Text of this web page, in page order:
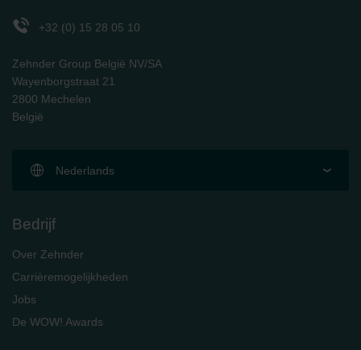
danych Zehnder
Zehnder Group UK Limited: Privacy Policy
+32 (0) 15 28 05 10
Zehnder Group België NV/SA
Wayenborgstraat 21
2800 Mechelen
België
Nederlands
Bedrijf
Over Zehnder
Carrièremogelijkheden
Jobs
De WOW! Awards